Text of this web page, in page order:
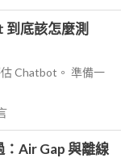
底該怎麼測
Chatbot。 準備一
Air Gap 與離線